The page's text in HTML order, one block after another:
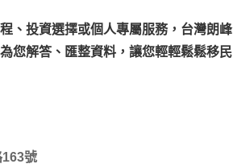
、投資選擇或個人專屬服務，台灣朗峰
您解答、匯整資料，讓您輕輕鬆鬆移民
號